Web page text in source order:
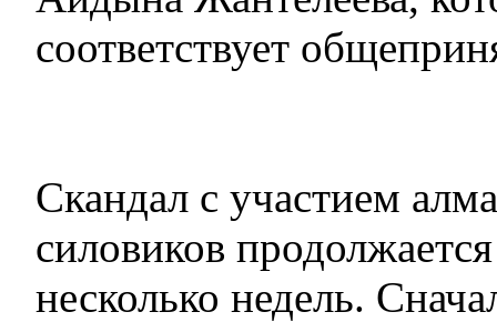
соответствует
Скандал с участием
силовиков
несколько недель.